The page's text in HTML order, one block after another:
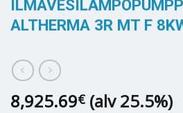
ALTHERMA 3R MT F
8,925.69€ (alv 25.5%)